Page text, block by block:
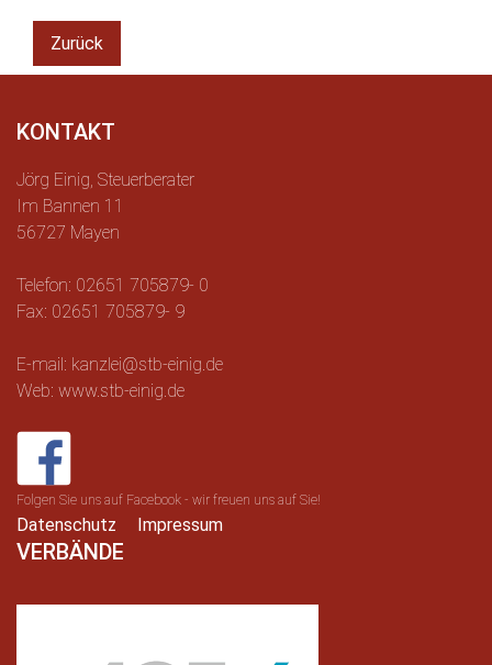
Zurück
KONTAKT
Jörg Einig, Steuerberater
Im Bannen 11
56727 Mayen
Telefon: 02651 705879- 0
Fax: 02651 705879- 9
E-mail: kanzlei@stb-einig.de
Web: www.stb-einig.de
Folgen Sie uns auf Facebook - wir freuen uns auf Sie!
Datenschutz Impressum
VERBÄNDE